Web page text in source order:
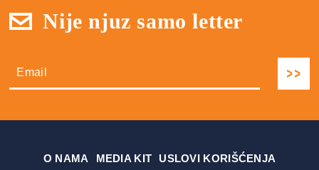
Nije njuz samo letter
О NAMA MEDIA KIT USLOVI KORIŠĆENJA